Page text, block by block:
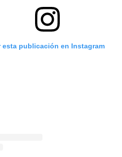
esta publicación en Instagram